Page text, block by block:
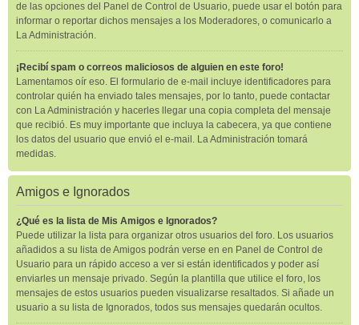
de las opciones del Panel de Control de Usuario, puede usar el botón para
informar o reportar dichos mensajes a los Moderadores, o comunicarlo a
La Administración.
¡Recibí spam o correos maliciosos de alguien en este foro!
Lamentamos oír eso. El formulario de e-mail incluye identificadores para
controlar quién ha enviado tales mensajes, por lo tanto, puede contactar
con La Administración y hacerles llegar una copia completa del mensaje
que recibió. Es muy importante que incluya la cabecera, ya que contiene
los datos del usuario que envió el e-mail. La Administración tomará
medidas.
Amigos e Ignorados
¿Qué es la lista de Mis Amigos e Ignorados?
Puede utilizar la lista para organizar otros usuarios del foro. Los usuarios
añadidos a su lista de Amigos podrán verse en en Panel de Control de
Usuario para un rápido acceso a ver si están identificados y poder así
enviarles un mensaje privado. Según la plantilla que utilice el foro, los
mensajes de estos usuarios pueden visualizarse resaltados. Si añade un
usuario a su lista de Ignorados, todos sus mensajes quedarán ocultos.